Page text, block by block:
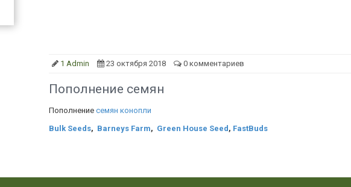
1 Admin 23 октября 2018 0 комментариев
Пополнение семян
Пополнение семян конопли
Bulk Seeds, Barneys Farm, Green House Seed , FastBuds